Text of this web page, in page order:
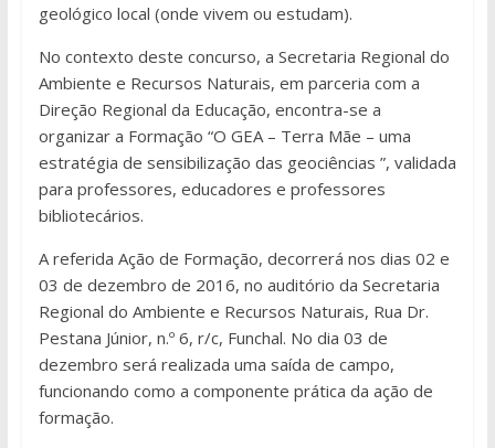
geológico local (onde vivem ou estudam).
No contexto deste concurso, a Secretaria Regional do
Ambiente e Recursos Naturais, em parceria com a
Direção Regional da Educação, encontra-se a
organizar a Formação “O GEA – Terra Mãe – uma
estratégia de sensibilização das geociências ”, validada
para professores, educadores e professores
bibliotecários.
A referida Ação de Formação, decorrerá nos dias 02 e
03 de dezembro de 2016, no auditório da Secretaria
Regional do Ambiente e Recursos Naturais, Rua Dr.
Pestana Júnior, n.º 6, r/c, Funchal. No dia 03 de
dezembro será realizada uma saída de campo,
funcionando como a componente prática da ação de
formação.